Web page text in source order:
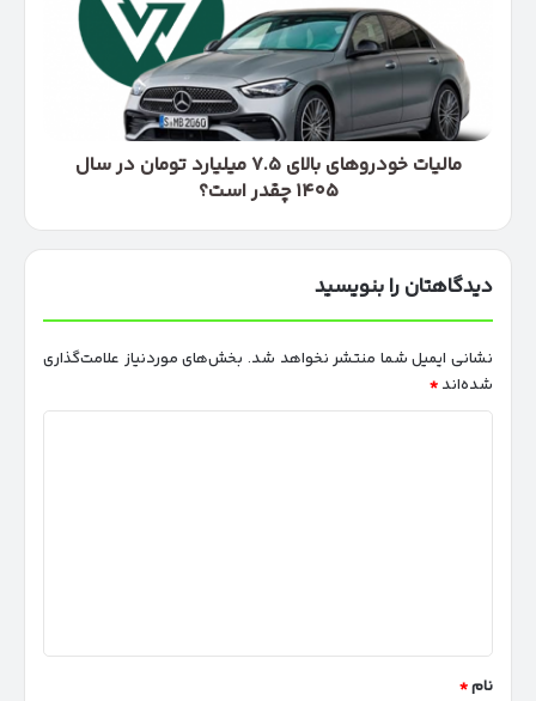
تومان
سال
۱۴۰۵
چقدر
مالیات خودروهای بالای ۷.۵ میلیارد تومان در سال
۱۴۰۵ چقدر است؟
دیدگاهتان را بنویسید
نشانی ایمیل شما منتشر نخواهد شد. بخش‌های موردنیاز علامت‌گذاری
شده‌اند *
نام*